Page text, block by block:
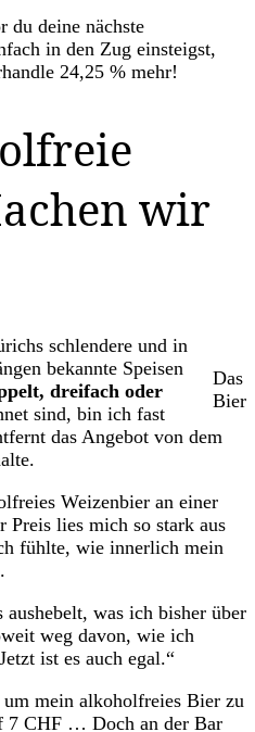
du deine nächste
in den Zug einsteigst,
24,25 % mehr!
wir
Das
Bier
schlendere und in
bekannte Speisen
dreifach oder
sind, bin ich fast
das Angebot von dem
Weizenbier an einer
Preis lies mich so stark aus
fühlte, wie innerlich mein
was ich bisher über
weg davon, wie ich
ist es auch egal.“
mein alkoholfreies Bier zu
7 CHF … Doch an der Bar